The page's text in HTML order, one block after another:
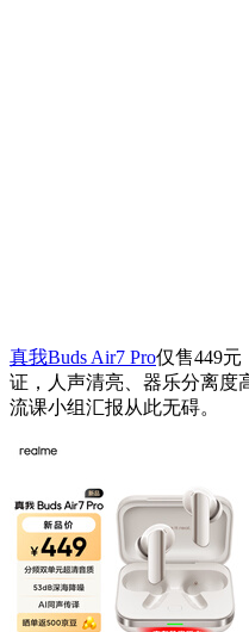
真我Buds Air7 Pro仅售449
证，人声清亮、器乐分离度
流课小组汇报从此无碍。